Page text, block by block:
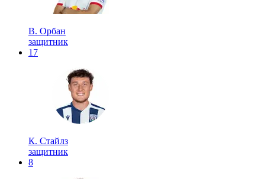
В. Орбан
защитник
17
К. Стайлз
защитник
8